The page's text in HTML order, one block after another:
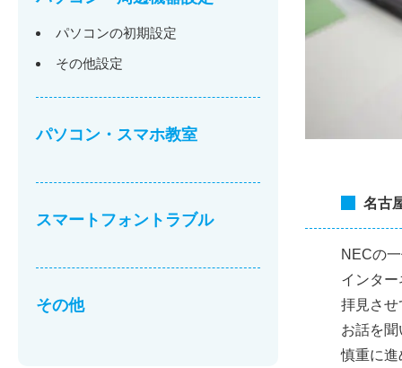
パソコンの初期設定
その他設定
パソコン・スマホ教室
スマートフォントラブル
その他
名古
NECの
インタ
拝見さ
お話を
慎重に進